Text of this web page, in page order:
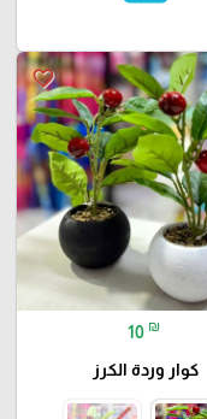
favorite_border
10 ₪
كوار وردة الكرز